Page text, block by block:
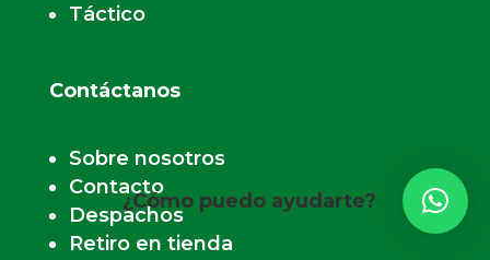
Táctico
Contáctanos
Sobre nosotros
Contacto
Despachos
Retiro en tienda
¿Cómo puedo ayudarte?